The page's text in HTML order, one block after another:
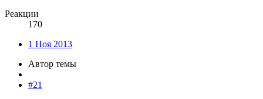
Реакции
170
1 Ноя 2013
Автор темы
#21